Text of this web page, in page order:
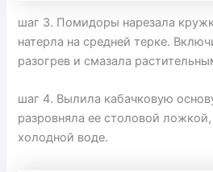
шаг 3. Помидоры нарезала
натерла на средней терке.
разогрев и смазала
шаг 4. Вылила кабачковую
разровняла ее столовой
холодной воде.